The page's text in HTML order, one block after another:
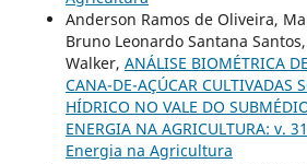
Anderson Ramos de Oliveira,
Bruno Leonardo Santana
Walker, ANÁLISE BIOMÉTRICA
CANA-DE-AÇÚCAR CULTIVADAS
HÍDRICO NO VALE DO
ENERGIA NA AGRICULTURA: v.
Energia na Agricultura